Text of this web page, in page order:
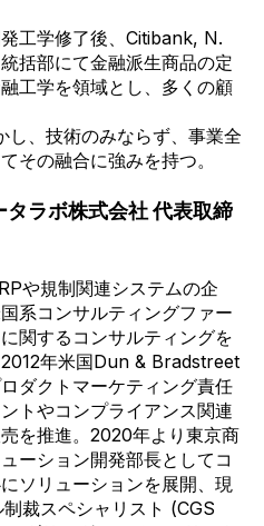
工学修了後、Citibank, N.
括部にて金融派生商品の定
工学を領域とし、多くの顧
し、技術のみならず、事業全
その融合に強みを持つ。
ラボ株式会社 代表取締
や規制関連システムの企
系コンサルティングファー
関するコンサルティングを
年米国Dun & Bradstreet
ダクトマーケティング責任
トやコンプライアンス関連
を推進。2020年より東京商
ーション開発部長としてコ
ソリューションを展開、現
裁スペシャリスト (CGS